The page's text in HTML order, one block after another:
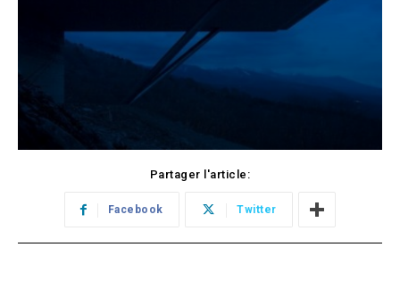
Partager l'article:
Facebook Twitter